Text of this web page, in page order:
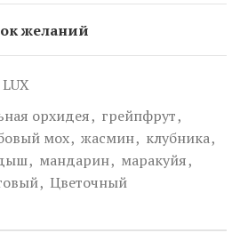
желаний
орхидея, грейпфрут,
мох, жасмин, клубника,
, мандарин, маракуйя,
, Цветочный